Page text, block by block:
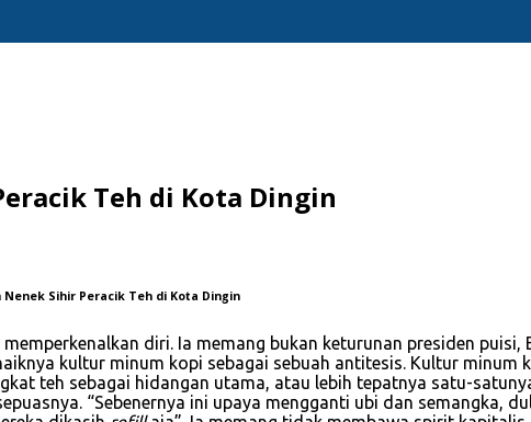
Teh di Kota Dingin
Nenek Sihir Peracik Teh di Kota Dingin
diri. Ia memang bukan keturunan presiden
kultur minum kopi sebagai sebuah antitesis. Kultur minum
teh sebagai hidangan utama, atau lebih tepatnya satu-
“Sebenernya ini upaya mengganti ubi dan semangka,